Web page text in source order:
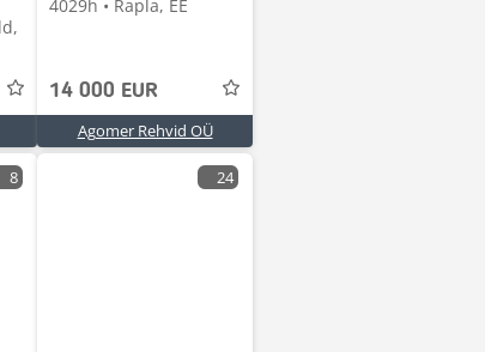
4029h • Rapla, EE
14 000 EUR
Agomer Rehvid OÜ
8 24